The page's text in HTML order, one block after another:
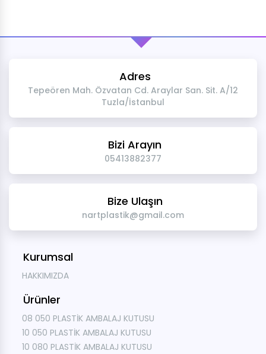
Adres
Tepeören Mah. Özvatan Cd. Araylar San. Sit. A/12
Tuzla/İstanbul
Bizi Arayın
05413882377
Bize Ulaşın
nartplastik@gmail.com
Kurumsal
HAKKIMIZDA
Ürünler
08 050 PLASTİK AMBALAJ KUTUSU
10 050 PLASTİK AMBALAJ KUTUSU
10 080 PLASTİK AMBALAJ KUTUSU